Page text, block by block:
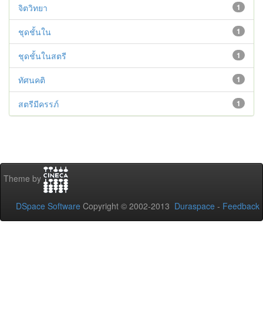
1
จิตวิทยา
1
ชุดชั้นใน
1
ชุดชั้นในสตรี
1
ทัศนคติ
1
สตรีมีครรภ์
Theme by
DSpace Software Copyright © 2002-2013 Duraspace - Feedback